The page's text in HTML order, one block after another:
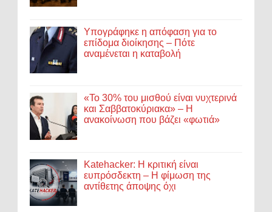
Υπογράφηκε η απόφαση για το
επίδομα διοίκησης – Πότε
αναμένεται η καταβολή
«Το 30% του μισθού είναι νυχτερινά
και Σαββατοκύριακα» – Η
ανακοίνωση που βάζει «φωτιά»
Katehacker: Η κριτική είναι
ευπρόσδεκτη – Η φίμωση της
αντίθετης άποψης όχι